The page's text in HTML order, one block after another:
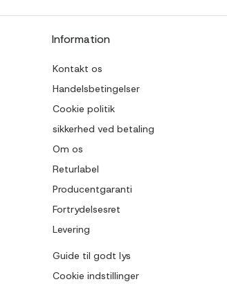
Information
Kontakt os
Handelsbetingelser
Cookie politik
sikkerhed ved betaling
Om os
Returlabel
Producentgaranti
Fortrydelsesret
Levering
Guide til godt lys
Cookie indstillinger